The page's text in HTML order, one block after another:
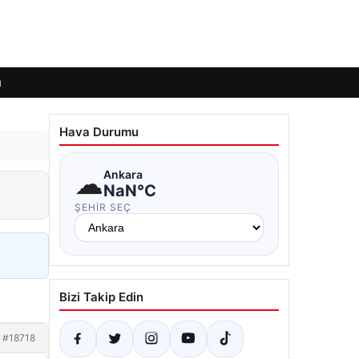
#18718
Hava Durumu
☁Ankara
NaN°C
ŞEHIR SEÇ
Bizi Takip Edin